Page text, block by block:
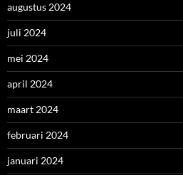
augustus 2024
juli 2024
mei 2024
april 2024
maart 2024
februari 2024
januari 2024